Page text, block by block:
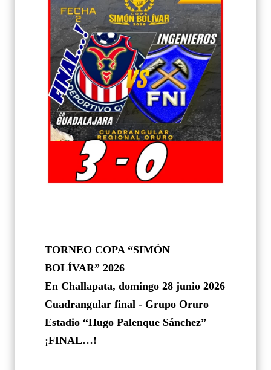
TORNEO COPA “SIMÓN
BOLÍVAR” 2026
En Challapata, domingo 28 junio 2026
Cuadrangular final - Grupo Oruro
Estadio “Hugo Palenque Sánchez”
¡FINAL…!